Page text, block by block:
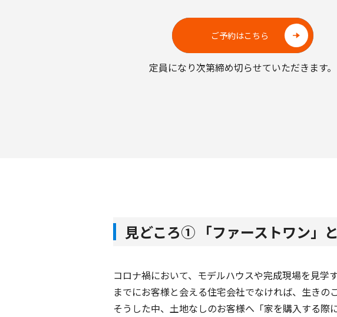
ご予約はこちら
定員になり次第締め切らせていただきます。
見どころ① 「ファーストワン」
コロナ禍において、モデルハウスや完成現場を見学
までにお客様と会える住宅会社でなければ、生きの
そうした中、土地なしのお客様へ「家を購入する